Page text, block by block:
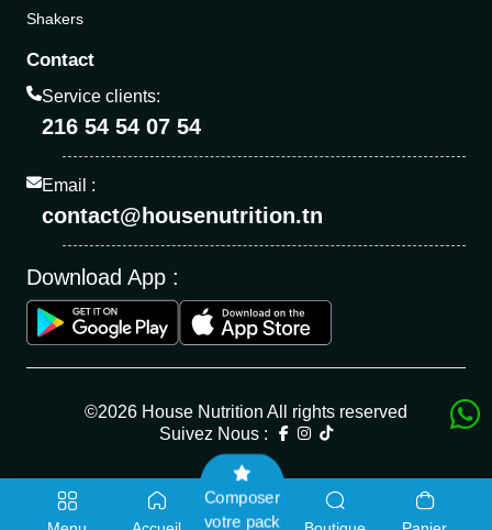
Composer
votre pack
Shakers
Contact
Service clients:
216 54 54 07 54
Email :
contact@housenutrition.tn
Download App :
©2026 House Nutrition All rights reserved
Suivez Nous :